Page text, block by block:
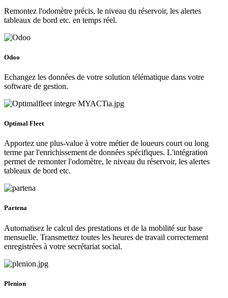
Remontez l'odomètre précis, le niveau du réservoir, les alertes
tableaux de bord etc. en temps réel.
Odoo
Echangez les données de votre solution télématique dans votre
software de gestion.
Optimal Fleet
Apportez une plus-value à votre métier de loueurs court ou long
terme par l'enrichissement de données spécifiques. L'intégration
permet de remonter l'odomètre, le niveau du réservoir, les alertes
tableaux de bord etc.
Partena
Automatisez le calcul des prestations et de la mobilité sur base
mensuelle. Transmettez toutes les heures de travail correctement
enregistrées à votre secrétariat social.
Plenion